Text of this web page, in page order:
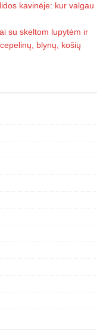
kavinėje: kur valgau
su skeltom lupytėm ir
blynų, košių